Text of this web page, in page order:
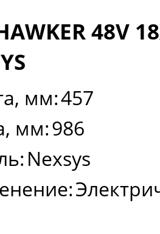
48V
мм:457
мм:986
Nexsys